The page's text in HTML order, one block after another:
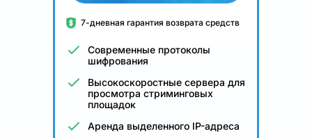
7-дневная гарантия возврата средств
Современные протоколы
шифрования
Высокоскоростные сервера для
просмотра стриминговых
площадок
Аренда выделенного IP-адреса